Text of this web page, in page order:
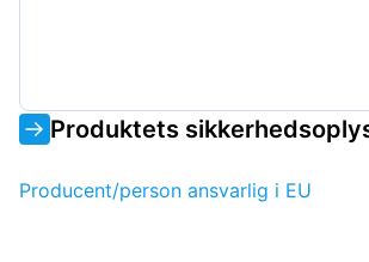
Produktets
Producent/person ansvarlig i EU